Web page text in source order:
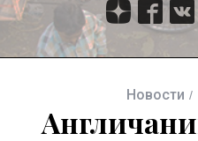
Новости